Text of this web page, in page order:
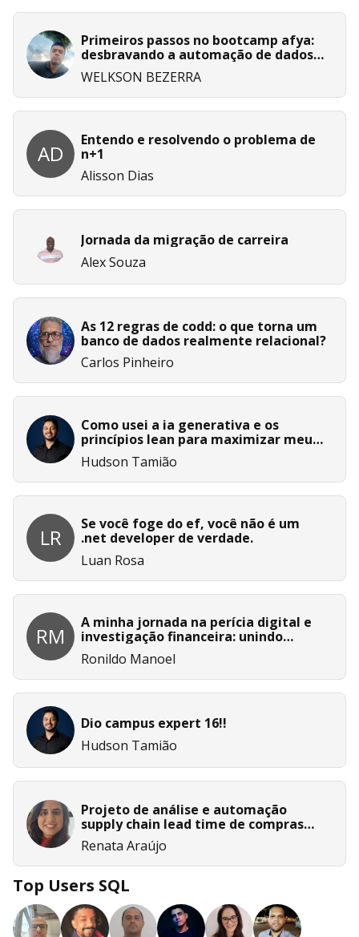
Primeiros passos no bootcamp afya:
desbravando a automação de dados
com ia do zero!
WELKSON BEZERRA
AD
Entendo e resolvendo o problema de
n+1
Alisson Dias
Jornada da migração de carreira
Alex Souza
As 12 regras de codd: o que torna um
banco de dados realmente relacional?
Carlos Pinheiro
Como usei a ia generativa e os
princípios lean para maximizar meus
estudos no dio campus expert #16
Hudson Tamião
LR
Se você foge do ef, você não é um
.net developer de verdade.
Luan Rosa
RM
A minha jornada na perícia digital e
investigação financeira: unindo
experiência de vida com ia
Ronildo Manoel
Dio campus expert 16!!
Hudson Tamião
Projeto de análise e automação
supply chain lead time de compras
com python, sql e power bi
Renata Araújo
Top Users SQL